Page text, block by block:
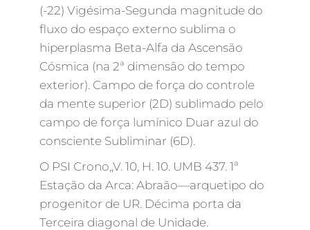
(-22) Vigésima-Segunda magnitude do
fluxo do espaço externo sublima o
hiperplasma Beta-Alfa da Ascensão
Cósmica (na 2ª dimensão do tempo
exterior). Campo de força do controle
da mente superior (2D) sublimado pelo
campo de força lumínico Duar azul do
consciente Subliminar (6D).
O PSI Crono,,V. 10, H. 10. UMB 437. 1ª
Estação da Arca: Abraão—arquetipo do
progenitor de UR. Décima porta da
Terceira diagonal de Unidade.